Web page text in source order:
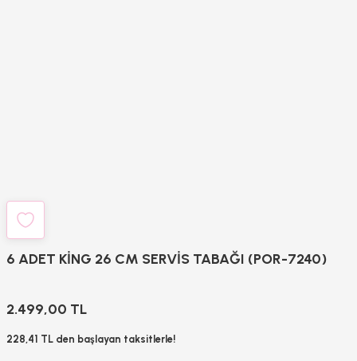
6 ADET KİNG 26 CM SERVİS TABAĞI (POR-7240)
2.499,00 TL
228,41 TL den başlayan taksitlerle!